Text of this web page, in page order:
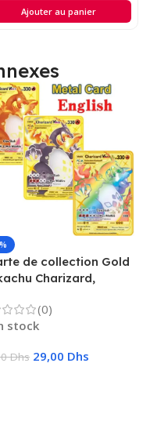
Ajouter au panier
de collection Gold
Charizard,
(0)
stock
Dhs 29,00 Dhs